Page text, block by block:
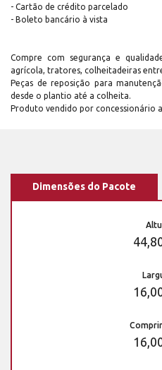
- Cartão de crédito parcelado
- Boleto bancário à vista
Compre com segurança e
agrícola, tratores, colheitadeiras
Peças de reposição para
desde o plantio até a colheita.
Produto vendido por concessionário
Dimensões do Pacote